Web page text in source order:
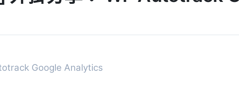
Google Analytics